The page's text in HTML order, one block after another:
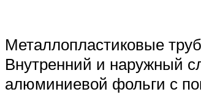
Металлопластиковые
Внутренний и наружный
алюминиевой фольги с